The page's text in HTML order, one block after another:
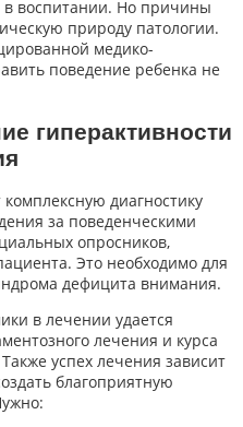
воспитании. Но причины
природу патологии.
медико-
поведение ребенка не
гиперактивности
комплексную диагностику
за поведенческими
опросников,
Это необходимо для
дефицита внимания.
в лечении удается
лечения и курса
успех лечения зависит
благоприятную